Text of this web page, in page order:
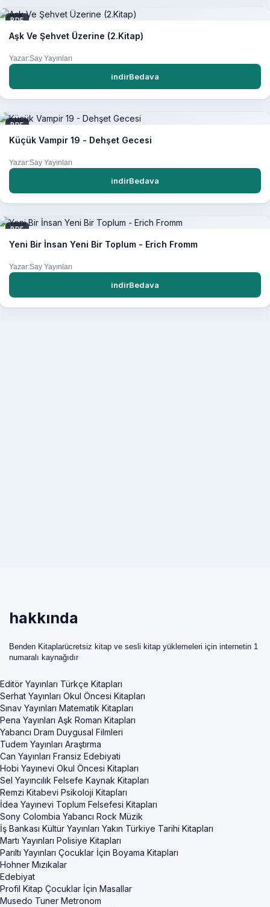
PDF
Aşk Ve Şehvet Üzerine (2.Kitap)
Yazar:Say Yayınları
indirBedava
PDF
Küçük Vampir 19 - Dehşet Gecesi
Yazar:Say Yayınları
indirBedava
PDF
Yeni Bir İnsan Yeni Bir Toplum - Erich Fromm
Yazar:Say Yayınları
indirBedava
hakkında
Benden Kitaplarücretsiz kitap ve sesli kitap yüklemeleri için internetin 1
numaralı kaynağıdır
Editör Yayınları Türkçe Kitapları
Serhat Yayınları Okul Öncesi Kitapları
Sınav Yayınları Matematik Kitapları
Pena Yayınları Aşk Roman Kitapları
Yabancı Dram Duygusal Filmleri
Tudem Yayınları Araştırma
Can Yayınları Fransiz Edebiyati
Hobi Yayınevi Okul Öncesi Kitapları
Sel Yayıncılık Felsefe Kaynak Kitapları
Remzi Kitabevi Psikoloji Kitapları
İdea Yayınevi Toplum Felsefesi Kitapları
Sony Colombia Yabancı Rock Müzik
İş Bankası Kültür Yayınları Yakın Türkiye Tarihi Kitapları
Martı Yayınları Polisiye Kitapları
Parıltı Yayınları Çocuklar İçin Boyama Kitapları
Hohner Mızıkalar
Edebiyat
Profil Kitap Çocuklar İçin Masallar
Musedo Tuner Metronom